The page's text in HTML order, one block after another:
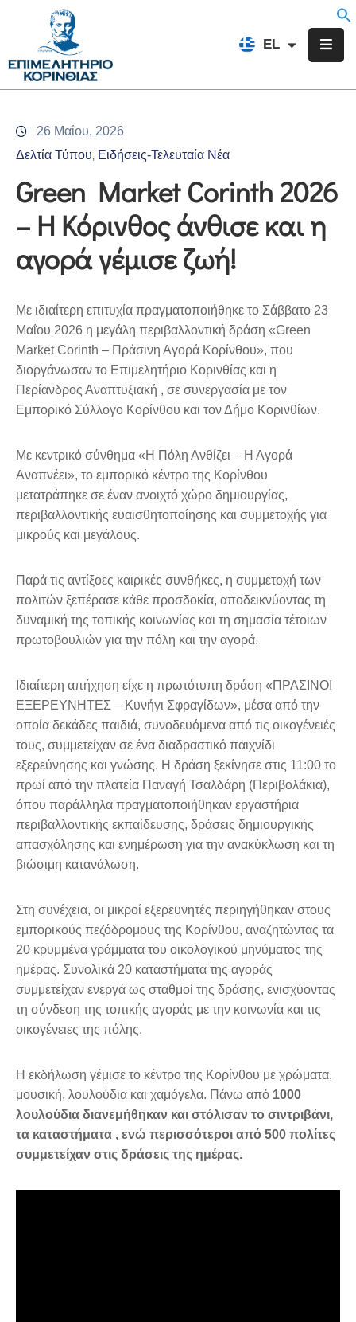
EL
FR
Επιμελητήριο
Υπηρεσίες
Προγράμματα
&
Δράσεις
Εκδηλώσεις
26 Μαΐου, 2026
Δελτία Τύπου Ειδήσεις-Τελευταία Νέα
Green Market Corinth 2026
– Η Κόρινθος άνθισε και η
αγορά γέμισε ζωή!
Με ιδιαίτερη επιτυχία πραγματοποιήθηκε το Σάββατο 23
Μαΐου 2026 η μεγάλη περιβαλλοντική δράση «Green
Market Corinth – Πράσινη Αγορά Κορίνθου», που
διοργάνωσαν το Επιμελητήριο Κορινθίας και η
Περίανδρος Αναπτυξιακή , σε συνεργασία με τον
Εμπορικό Σύλλογο Κορίνθου και τον Δήμο Κορινθίων.
Με κεντρικό σύνθημα «Η Πόλη Ανθίζει – Η Αγορά
Αναπνέει», το εμπορικό κέντρο της Κορίνθου
μετατράπηκε σε έναν ανοιχτό χώρο δημιουργίας,
περιβαλλοντικής ευαισθητοποίησης και συμμετοχής για
μικρούς και μεγάλους.
Παρά τις αντίξοες καιρικές συνθήκες, η συμμετοχή των
πολιτών ξεπέρασε κάθε προσδοκία, αποδεικνύοντας τη
δυναμική της τοπικής κοινωνίας και τη σημασία τέτοιων
πρωτοβουλιών για την πόλη και την αγορά.
Ιδιαίτερη απήχηση είχε η πρωτότυπη δράση «ΠΡΑΣΙΝΟΙ
ΕΞΕΡΕΥΝΗΤΕΣ – Κυνήγι Σφραγίδων», μέσα από την
οποία δεκάδες παιδιά, συνοδευόμενα από τις οικογένειές
τους, συμμετείχαν σε ένα διαδραστικό παιχνίδι
εξερεύνησης και γνώσης. Η δράση ξεκίνησε στις 11:00 το
πρωί από την πλατεία Παναγή Τσαλδάρη (Περιβολάκια),
όπου παράλληλα πραγματοποιήθηκαν εργαστήρια
περιβαλλοντικής εκπαίδευσης, δράσεις δημιουργικής
απασχόλησης και ενημέρωση για την ανακύκλωση και τη
βιώσιμη κατανάλωση.
Στη συνέχεια, οι μικροί εξερευνητές περιηγήθηκαν στους
εμπορικούς πεζόδρομους της Κορίνθου, αναζητώντας τα
20 κρυμμένα γράμματα του οικολογικού μηνύματος της
ημέρας. Συνολικά 20 καταστήματα της αγοράς
συμμετείχαν ενεργά ως σταθμοί της δράσης, ενισχύοντας
τη σύνδεση της τοπικής αγοράς με την κοινωνία και τις
οικογένειες της πόλης.
Η εκδήλωση γέμισε το κέντρο της Κορίνθου με χρώματα,
μουσική, λουλούδια και χαμόγελα. Πάνω από 1000
λουλούδια διανεμήθηκαν και στόλισαν το σιντριβάνι,
τα καταστήματα , ενώ περισσότεροι από 500 πολίτες
συμμετείχαν στις δράσεις της ημέρας.